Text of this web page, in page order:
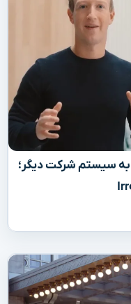
سیستم شرکت دیگر؛